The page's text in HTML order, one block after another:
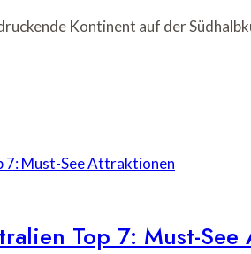
Kontinent auf der
Top 7: Must-